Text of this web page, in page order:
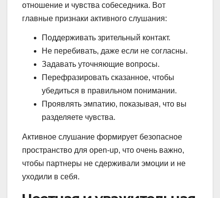
отношение и чувства собеседника. Вот
главные признаки активного слушания:
Поддерживать зрительный контакт.
Не перебивать, даже если не согласны.
Задавать уточняющие вопросы.
Перефразировать сказанное, чтобы
убедиться в правильном понимании.
Проявлять эмпатию, показывая, что вы
разделяете чувства.
Активное слушание формирует безопасное
пространство для open-up, что очень важно,
чтобы партнеры не сдерживали эмоции и не
уходили в себя.